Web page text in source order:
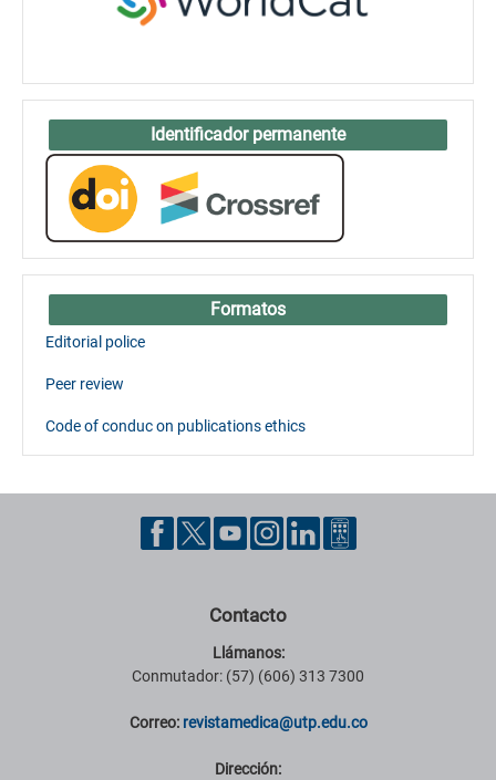
Identificador permanente
Formatos
Editorial police
Peer review
Code of conduc on publications ethics
Contacto
Llámanos:
Conmutador: (57) (606) 313 7300
Correo: revistamedica@utp.edu.co
Dirección: